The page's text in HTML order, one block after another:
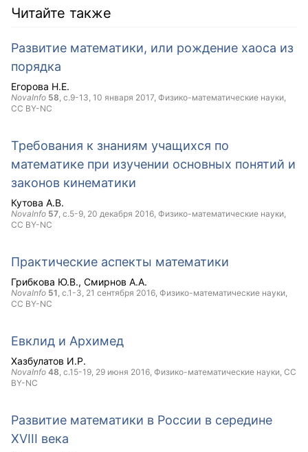
Читайте также
Развитие математики, или рождение хаоса из
порядка
Егорова Н.Е.
NovaInfo 58, с.9-13, 10 января 2017, Физико-математические науки,
CC BY-NC
Требования к знаниям учащихся по
математике при изучении основных понятий и
законов кинематики
Кутова А.В.
NovaInfo 57, с.5-9, 20 декабря 2016, Физико-математические науки,
CC BY-NC
Практические аспекты математики
Грибкова Ю.В. Смирнов А.А.
NovaInfo 51, с.1-3, 21 сентября 2016, Физико-математические науки,
CC BY-NC
Евклид и Архимед
Хазбулатов И.Р.
NovaInfo 48, с.15-19, 29 июня 2016, Физико-математические науки, CC
BY-NC
Развитие математики в России в середине
XVIII века